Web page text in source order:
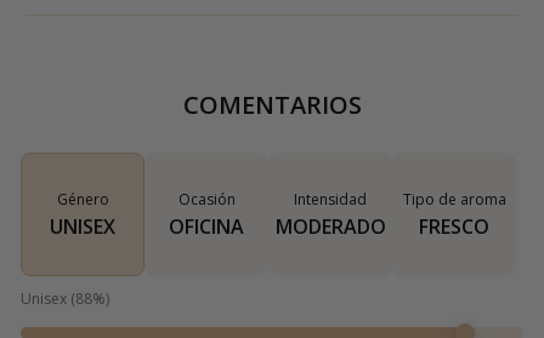
COMENTARIOS
Género
UNISEX
Ocasión
OFICINA
Intensidad
MODERADO
Tipo de aroma
FRESCO
Unisex (88%)